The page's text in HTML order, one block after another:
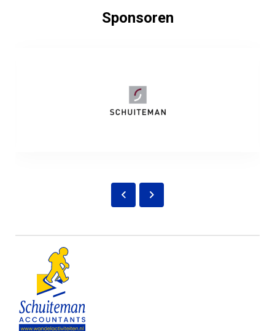
Sponsoren
Vorige
Volgende